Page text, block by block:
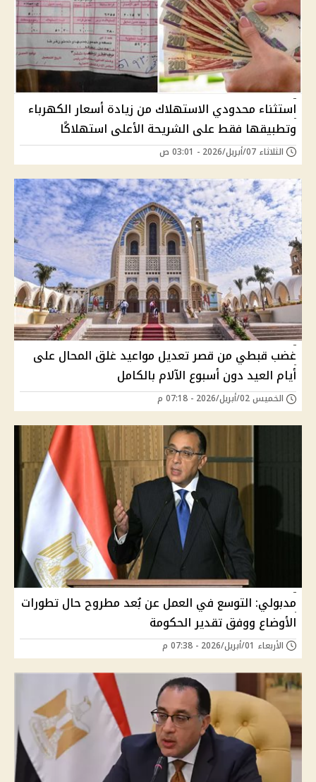
استثناء محدودي الاستهلاك من زيادة أسعار الكهرباء
وتطبيقها فقط على الشريحة الأعلى استهلاكًا
الثلاثاء 07/أبريل/2026 - 03:01 ص
غضب قبطي من قصر تعديل مواعيد غلق المحال على
أيام العيد دون أسبوع الآلام بالكامل
الخميس 02/أبريل/2026 - 07:18 م
مدبولي: التوسع في العمل عن بُعد مطروح حال تطورات
الأوضاع ووفق تقدير الحكومة
الأربعاء 01/أبريل/2026 - 07:38 م